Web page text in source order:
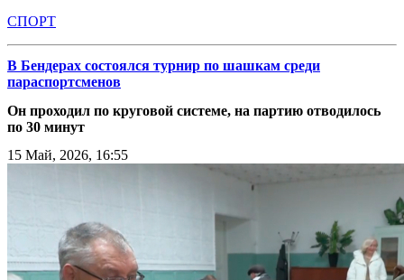
СПОРТ
В Бендерах состоялся турнир по шашкам среди
параспортсменов
Он проходил по круговой системе, на партию отводилось
по 30 минут
15 Май, 2026, 16:55